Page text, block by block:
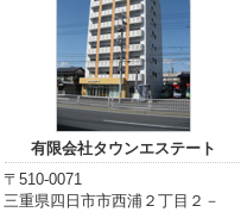
有限会社タウンエステート
〒510-0071
三重県四日市市西浦２丁目２－